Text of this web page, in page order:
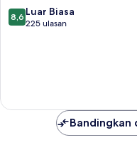
8.6
dari
8,6 Luar Biasa
225 ulasan